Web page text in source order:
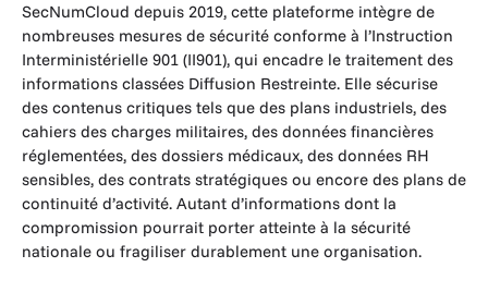
SecNumCloud depuis 2019, cette plateforme intègre de
nombreuses mesures de sécurité conforme à l’Instruction
Interministérielle 901 (II901), qui encadre le traitement des
informations classées Diffusion Restreinte. Elle sécurise
des contenus critiques tels que des plans industriels, des
cahiers des charges militaires, des données financières
réglementées, des dossiers médicaux, des données RH
sensibles, des contrats stratégiques ou encore des plans de
continuité d’activité. Autant d’informations dont la
compromission pourrait porter atteinte à la sécurité
nationale ou fragiliser durablement une organisation.